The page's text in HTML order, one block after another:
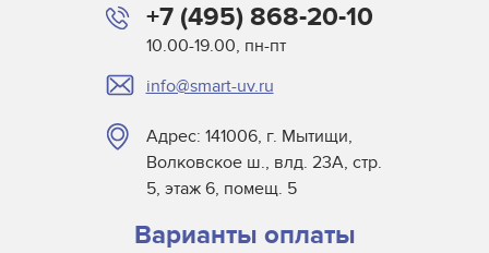
+7 (495) 868-20-10
10.00-19.00, пн-пт
info@smart-uv.ru
Адрес: 141006, г. Мытищи,
Волковское ш., влд. 23А, стр.
5, этаж 6, помещ. 5
Варианты оплаты